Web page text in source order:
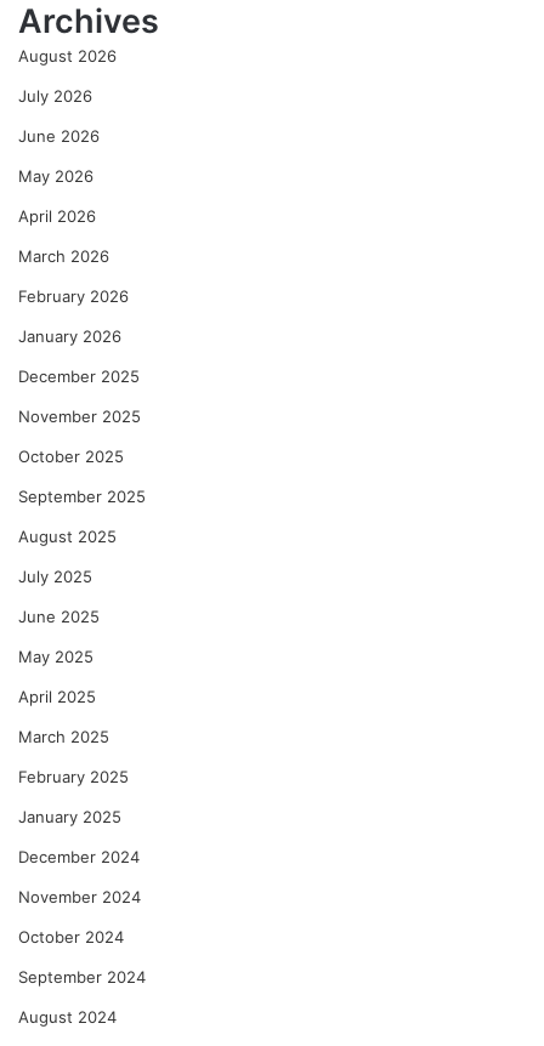
ले
ली
अ
मू
दे
ण
–
णु
का
ल्हे
Archives
August 2026
July 2026
June 2026
May 2026
April 2026
March 2026
February 2026
January 2026
December 2025
November 2025
October 2025
September 2025
August 2025
July 2025
June 2025
May 2025
April 2025
March 2025
February 2025
January 2025
December 2024
November 2024
October 2024
September 2024
August 2024